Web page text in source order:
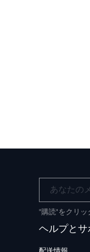
あなたの
"購読"をクリ
ヘルプとサ